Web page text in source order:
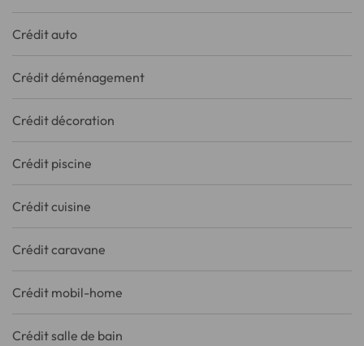
Crédit auto
Crédit déménagement
Crédit décoration
Crédit piscine
Crédit cuisine
Crédit caravane
Crédit mobil-home
Crédit salle de bain